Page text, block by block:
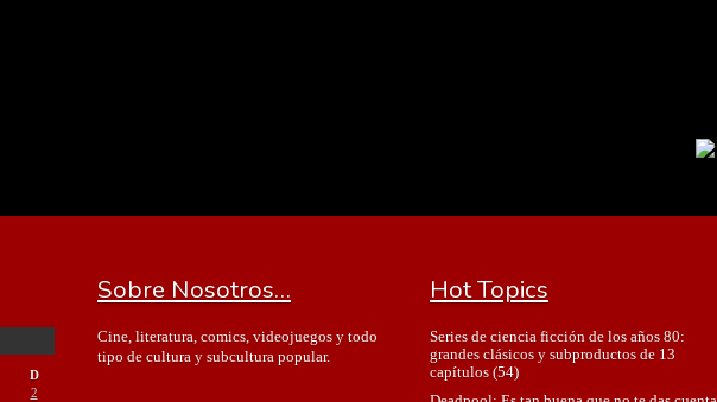
D
2
Sobre Nosotros…
Cine, literatura, comics, videojuegos y todo
tipo de cultura y subcultura popular.
Hot Topics
Series de ciencia ficción de los años 80:
grandes clásicos y subproductos de 13
capítulos(54)